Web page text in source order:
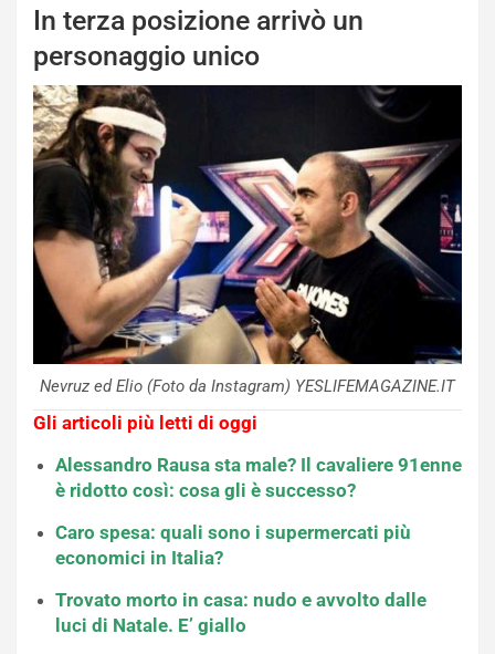
In terza posizione arrivò un
personaggio unico
Nevruz ed Elio (Foto da Instagram) YESLIFEMAGAZINE.IT
Gli articoli più letti di oggi
Alessandro Rausa sta male? Il cavaliere 91enne
è ridotto così: cosa gli è successo?
Caro spesa: quali sono i supermercati più
economici in Italia?
Trovato morto in casa: nudo e avvolto dalle
luci di Natale. E’ giallo